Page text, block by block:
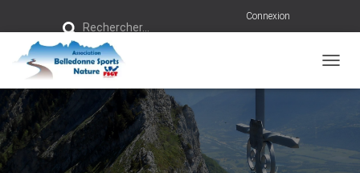
h
e
r
:
Rechercher…
Connexion